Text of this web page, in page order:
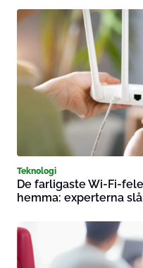
Teknologi
De farligaste Wi-Fi-
hemma: experterna